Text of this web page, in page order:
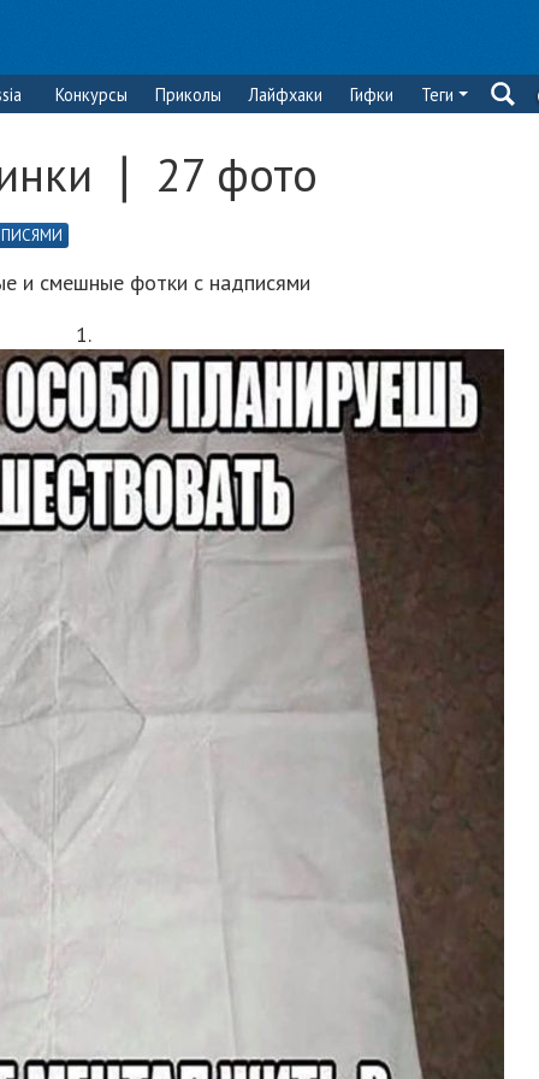
Конкурсы Приколы Лайфхаки Гифки Теги
❘ 27 фото
и смешные фотки с надписями
1.